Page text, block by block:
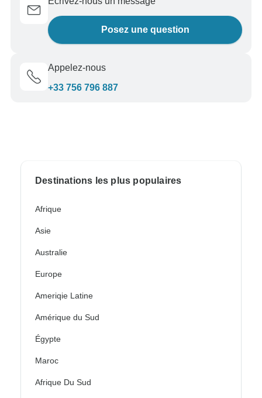
Posez une question
Appelez-nous
+33 756 796 887
Destinations les plus populaires
Afrique
Asie
Australie
Europe
Ameriqie Latine
Amérique du Sud
Égypte
Maroc
Afrique Du Sud